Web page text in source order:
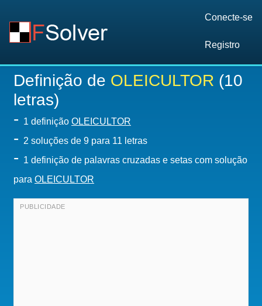
Conecte-se
Registro
Definição de OLEICULTOR (10
letras)
- 1 definição OLEICULTOR
- 2 soluções de 9 para 11 letras
- 1 definição de palavras cruzadas e setas com solução
para OLEICULTOR